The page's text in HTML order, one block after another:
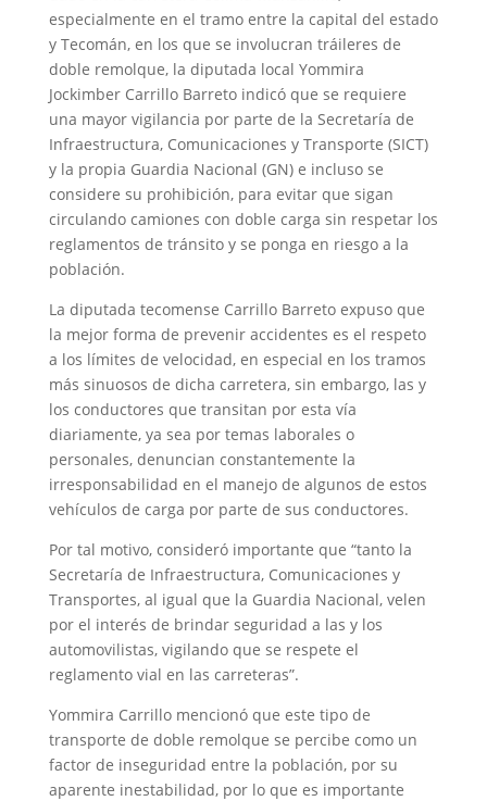
especialmente en el tramo entre la capital del estado
y Tecomán, en los que se involucran tráileres de
doble remolque, la diputada local Yommira
Jockimber Carrillo Barreto indicó que se requiere
una mayor vigilancia por parte de la Secretaría de
Infraestructura, Comunicaciones y Transporte (SICT)
y la propia Guardia Nacional (GN) e incluso se
considere su prohibición, para evitar que sigan
circulando camiones con doble carga sin respetar los
reglamentos de tránsito y se ponga en riesgo a la
población.
La diputada tecomense Carrillo Barreto expuso que
la mejor forma de prevenir accidentes es el respeto
a los límites de velocidad, en especial en los tramos
más sinuosos de dicha carretera, sin embargo, las y
los conductores que transitan por esta vía
diariamente, ya sea por temas laborales o
personales, denuncian constantemente la
irresponsabilidad en el manejo de algunos de estos
vehículos de carga por parte de sus conductores.
Por tal motivo, consideró importante que “tanto la
Secretaría de Infraestructura, Comunicaciones y
Transportes, al igual que la Guardia Nacional, velen
por el interés de brindar seguridad a las y los
automovilistas, vigilando que se respete el
reglamento vial en las carreteras”.
Yommira Carrillo mencionó que este tipo de
transporte de doble remolque se percibe como un
factor de inseguridad entre la población, por su
aparente inestabilidad, por lo que es importante